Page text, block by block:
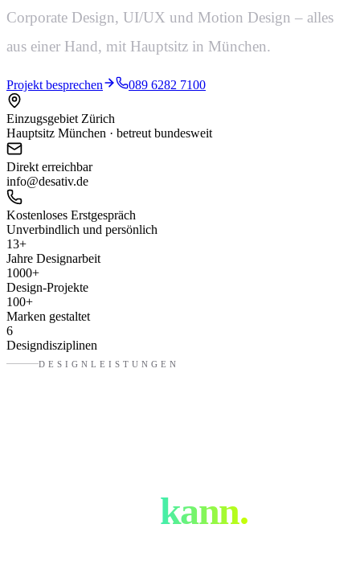
Corporate Design, UI/UX und Motion Design – alles
aus einer Hand, mit Hauptsitz in München.
Projekt besprechen 089 6282 7100
Einzugsgebiet Zürich
Hauptsitz München · betreut bundesweit
Direkt erreichbar
info@desativ.de
Kostenloses Erstgespräch
Unverbindlich und persönlich
13+
Jahre Designarbeit
1000+
Design-Projekte
100+
Marken gestaltet
6
Designdisziplinen
DESIGNLEISTUNGEN
kann.